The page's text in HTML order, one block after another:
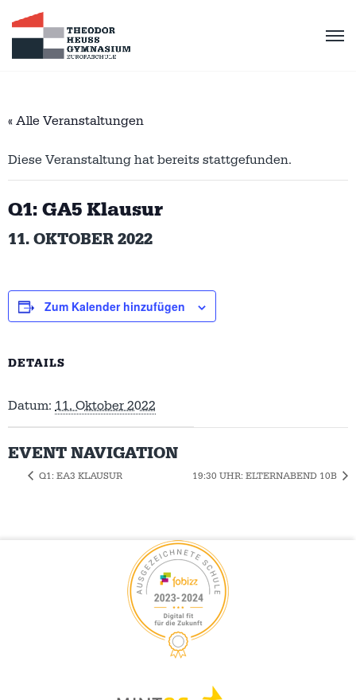
« Alle Veranstaltungen
Diese Veranstaltung hat bereits stattgefunden.
Q1: GA5 Klausur
11. OKTOBER 2022
Zum Kalender hinzufügen
DETAILS
Datum: 11. Oktober 2022
EVENT NAVIGATION
Q1: EA3 KLAUSUR 19:30 UHR: ELTERNABEND 10B